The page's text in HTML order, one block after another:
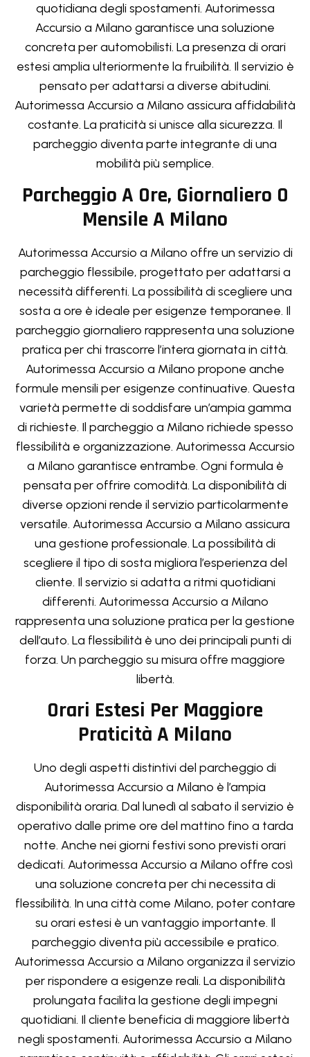
quotidiana degli spostamenti. Autorimessa
Accursio a Milano garantisce una soluzione
concreta per automobilisti. La presenza di orari
estesi amplia ulteriormente la fruibilità. Il servizio è
pensato per adattarsi a diverse abitudini.
Autorimessa Accursio a Milano assicura affidabilità
costante. La praticità si unisce alla sicurezza. Il
parcheggio diventa parte integrante di una
mobilità più semplice.
Parcheggio A Ore, Giornaliero O
Mensile A Milano
Autorimessa Accursio a Milano offre un servizio di
parcheggio flessibile, progettato per adattarsi a
necessità differenti. La possibilità di scegliere una
sosta a ore è ideale per esigenze temporanee. Il
parcheggio giornaliero rappresenta una soluzione
pratica per chi trascorre l’intera giornata in città.
Autorimessa Accursio a Milano propone anche
formule mensili per esigenze continuative. Questa
varietà permette di soddisfare un’ampia gamma
di richieste. Il parcheggio a Milano richiede spesso
flessibilità e organizzazione. Autorimessa Accursio
a Milano garantisce entrambe. Ogni formula è
pensata per offrire comodità. La disponibilità di
diverse opzioni rende il servizio particolarmente
versatile. Autorimessa Accursio a Milano assicura
una gestione professionale. La possibilità di
scegliere il tipo di sosta migliora l’esperienza del
cliente. Il servizio si adatta a ritmi quotidiani
differenti. Autorimessa Accursio a Milano
rappresenta una soluzione pratica per la gestione
dell’auto. La flessibilità è uno dei principali punti di
forza. Un parcheggio su misura offre maggiore
libertà.
Orari Estesi Per Maggiore
Praticità A Milano
Uno degli aspetti distintivi del parcheggio di
Autorimessa Accursio a Milano è l’ampia
disponibilità oraria. Dal lunedì al sabato il servizio è
operativo dalle prime ore del mattino fino a tarda
notte. Anche nei giorni festivi sono previsti orari
dedicati. Autorimessa Accursio a Milano offre così
una soluzione concreta per chi necessita di
flessibilità. In una città come Milano, poter contare
su orari estesi è un vantaggio importante. Il
parcheggio diventa più accessibile e pratico.
Autorimessa Accursio a Milano organizza il servizio
per rispondere a esigenze reali. La disponibilità
prolungata facilita la gestione degli impegni
quotidiani. Il cliente beneficia di maggiore libertà
negli spostamenti. Autorimessa Accursio a Milano